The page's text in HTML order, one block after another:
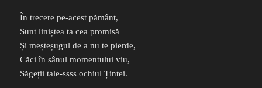
În trecere pe-acest pământ,
Sunt liniștea ta cea promisă
Și meșteșugul de a nu te pierde,
Căci în sânul momentului viu,
Săgeții tale-ssss ochiul Țintei.